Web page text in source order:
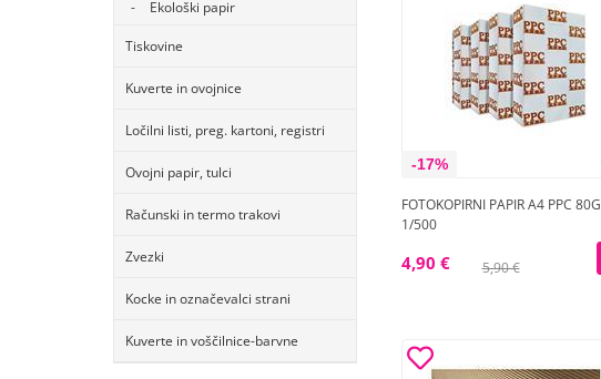
Ekološki papir
Tiskovine
Kuverte in ovojnice
Ločilni listi, preg. kartoni, registri
Ovojni papir, tulci
Računski in termo trakovi
Zvezki
Kocke in označevalci strani
Kuverte in voščilnice-barvne
-17%
FOTOKOPIRNI PAPIR A4 PPC 80G
1/500
5,90 €
4,90 €